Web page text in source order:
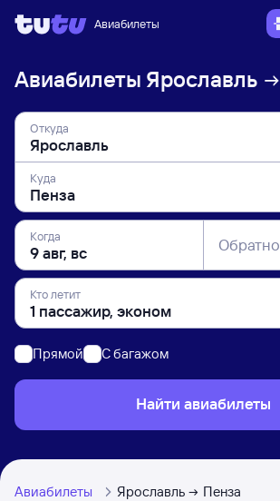
Авиабилеты
Авиабилеты Ярославль
Откуда
Куда
Когда Обратно
Кто летит
Прямой C багажом
Найти авиабилеты
Авиабилеты Ярославль Пенза